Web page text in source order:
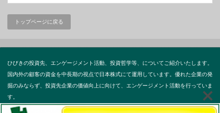
トップページに戻る
ひびきの投資先、エンゲージメント活動、投資哲学等、についてご紹介いたします。
国内外の顧客の資金を中長期の視点で日本株式にて運用しています。優れた企業の発
掘のみならず、投資先企業の価値向上に向けて、エンゲージメント活動を行っていま
す。